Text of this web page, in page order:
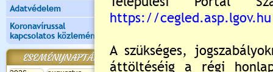
Adatvédelem
Koronavírussal
kapcsolatos közlemények
ESEMÉNYNAPTÁR